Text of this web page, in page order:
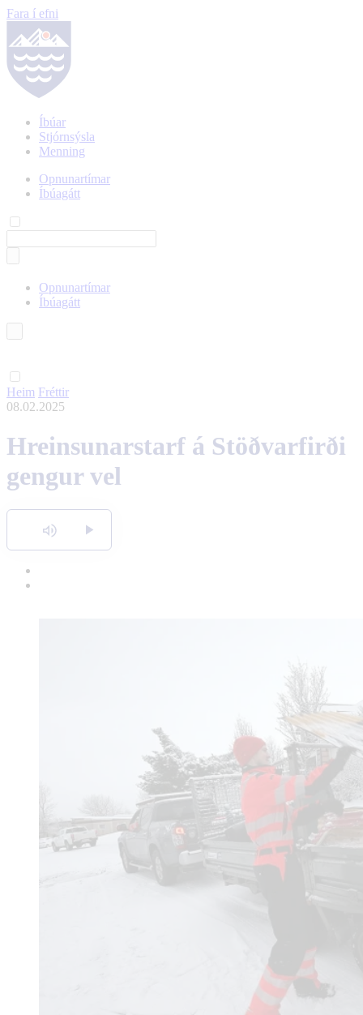
Fara í efni
Íbúar
Stjórnsýsla
Menning
Opnunartímar
Íbúagátt
Opnunartímar
Íbúagátt
Heim Fréttir
08.02.2025
Hreinsunarstarf á Stöðvarfirði
gengur vel
Hlusta